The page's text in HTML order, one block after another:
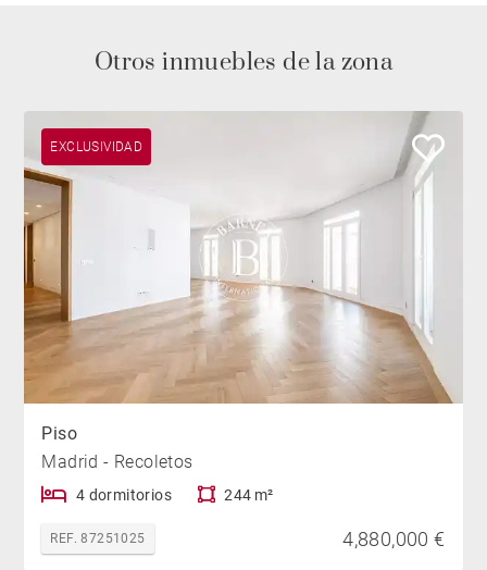
Otros inmuebles de la zona
EXCLUSIVIDAD
Piso
Madrid - Recoletos
4 dormitorios 244 m²
REF. 87251025 4,880,000 €